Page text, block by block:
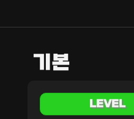
기본
LEVEL